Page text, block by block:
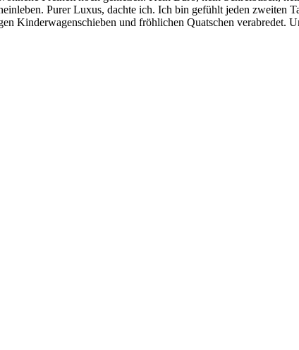
Purer Luxus, dachte ich. Ich bin gefühlt jeden zweiten
Kinderwagenschieben und fröhlichen Quatschen verabredet.